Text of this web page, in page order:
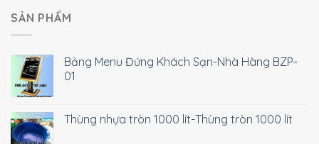
SẢN PHẨM
Bảng Menu Đứng Khách Sạn-Nhà Hàng BZP-
01
Thùng nhựa tròn 1000 lít-Thùng tròn 1000 lít